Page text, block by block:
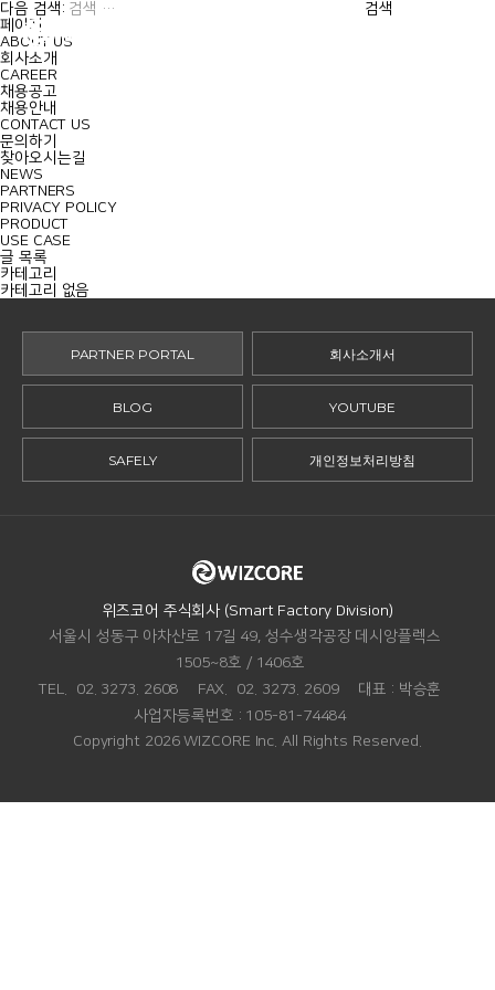
MENU
다음 검색:
페이지
ABOUT US
회사소개
CAREER
채용공고
채용안내
CONTACT US
문의하기
찾아오시는길
NEWS
PARTNERS
PRIVACY POLICY
PRODUCT
USE CASE
글 목록
카테고리
카테고리 없음
PARTNER PORTAL 회사소개서
BLOG YOUTUBE
SAFELY 개인정보처리방침
위즈코어 주식회사 (Smart Factory Division)
서울시 성동구 아차산로 17길 49, 성수생각공장 데시앙플렉스
1505~8호 / 1406호
TEL.
02. 3273. 2608 FAX. 02. 3273. 2609 대표 : 박승훈
사업자등록번호 : 105-81-74484
Copyright 2026 WIZCORE Inc. All Rights Reserved.